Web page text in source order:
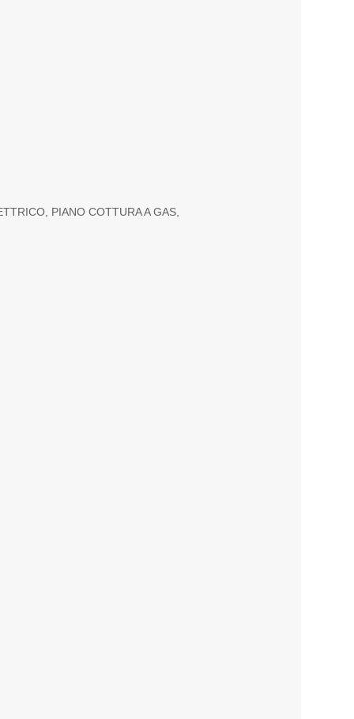
PIANO COTTURA A GAS,